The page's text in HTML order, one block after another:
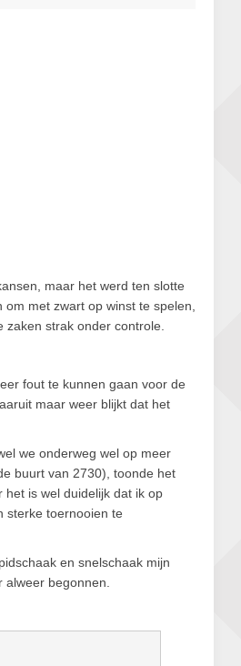
maar het werd ten slotte
met zwart op winst te spelen,
strak onder controle.
fout te kunnen gaan voor de
maar weer blijkt dat het
we onderweg wel op meer
buurt van 2730), toonde het
is wel duidelijk dat ik op
sterke toernooien te
en snelschaak mijn
begonnen.